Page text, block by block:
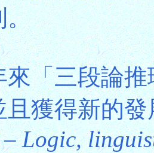
。
來「三段論
獲得新的發
Logic,